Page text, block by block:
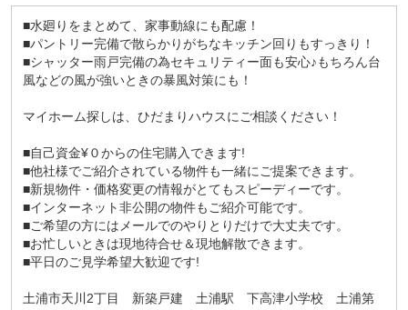
■水廻りをまとめて、家事動線にも配慮！
■パントリー完備で散らかりがちなキッチン回りもすっきり！
■シャッター雨戸完備の為セキュリティー面も安心♪もちろん台
風などの風が強いときの暴風対策にも！
マイホーム探しは、ひだまりハウスにご相談ください！
■自己資金¥０からの住宅購入できます!
■他社様でご紹介されている物件も一緒にご提案できます。
■新規物件・価格変更の情報がとてもスピーディーです。
■インターネット非公開の物件もご紹介可能です。
■ご希望の方にはメールでのやりとりだけで大丈夫です。
■お忙しいときは現地待合せ＆現地解散できます。
■平日のご見学希望大歓迎です!
土浦市天川2丁目 新築戸建 土浦駅 下高津小学校 土浦第